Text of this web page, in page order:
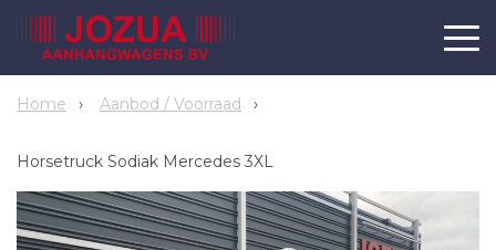
Home Aanbod / Voorraad
Horsetruck Sodiak Mercedes 3XL